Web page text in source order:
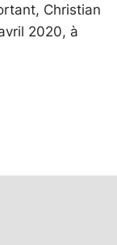
Christian
2020, à